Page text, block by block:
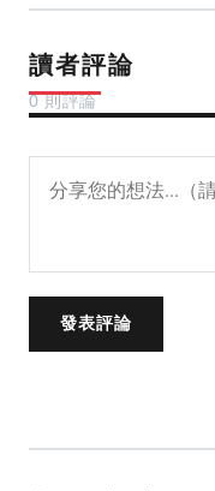
讀者評論
0 則評論
發表評論